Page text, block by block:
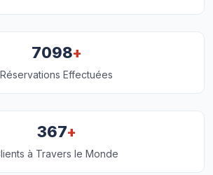
7098+
Réservations Effectuées
367+
à Travers le Monde